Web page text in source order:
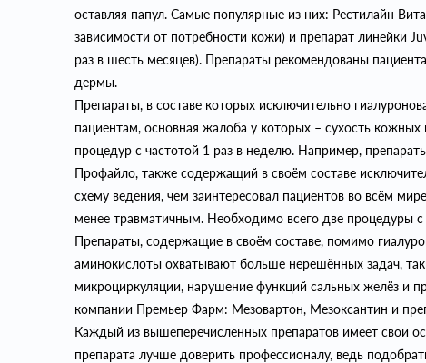
оставляя папул. Самые популярные из них: Рестилайн
зависимости от потребности кожи) и препарат линейки
раз в шесть месяцев). Препараты рекомендованы
дермы.
Препараты, в составе которых исключительно
пациентам, основная жалоба у которых – сухость кожных
процедур с частотой 1 раз в неделю. Например,
Профайло, также содержащий в своём составе
схему ведения, чем заинтересовал пациентов во всём
менее травматичным. Необходимо всего две процедуры с
Препараты, содержащие в своём составе, помимо
аминокислоты охватывают больше нерешённых задач,
микроциркуляции, нарушение функций сальных желёз и
компании Премьер Фарм: Мезовартон, Мезоксантин и
Каждый из вышеперечисленных препаратов имеет свои
препарата лучше доверить профессионалу, ведь